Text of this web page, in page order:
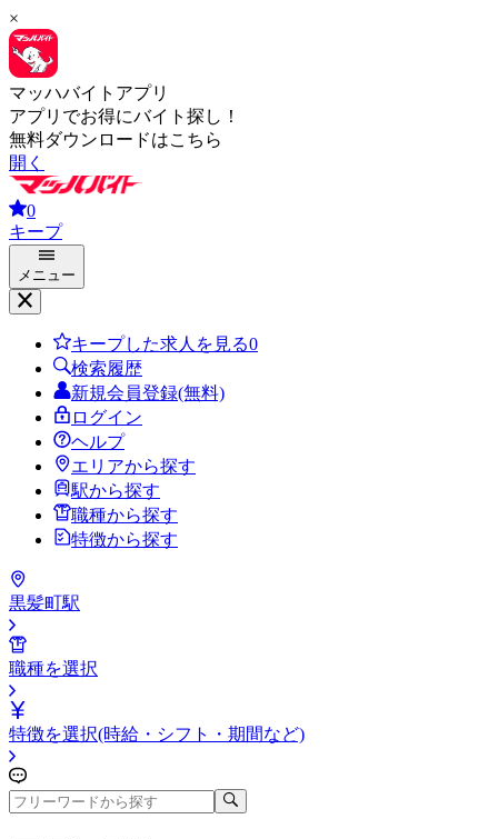
×
マッハバイトアプリ
アプリでお得にバイト探し！
無料ダウンロードはこちら
開く
0
キープ
メニュー
キープした求人を見る0
検索履歴
新規会員登録(無料)
ログイン
ヘルプ
エリアから探す
駅から探す
職種から探す
特徴から探す
黒髪町駅
職種を選択
特徴を選択(時給・シフト・期間など)